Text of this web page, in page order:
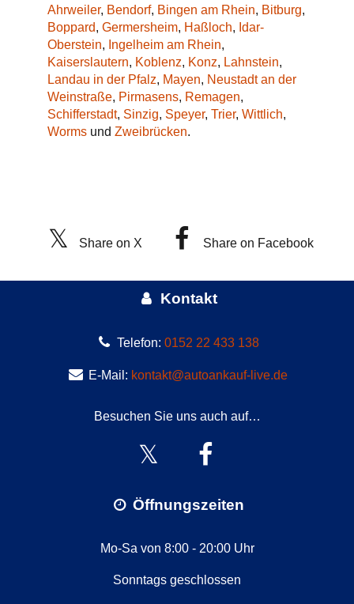
Ahrweiler, Bendorf, Bingen am Rhein, Bitburg,
Boppard, Germersheim, Haßloch, Idar-
Oberstein, Ingelheim am Rhein,
Kaiserslautern, Koblenz, Konz, Lahnstein,
Landau in der Pfalz, Mayen, Neustadt an der
Weinstraße, Pirmasens, Remagen,
Schifferstadt, Sinzig, Speyer, Trier, Wittlich,
Worms und Zweibrücken.
Share on X Share on Facebook
Kontakt
Telefon:0152 22 433 138
E-Mail: kontakt@autoankauf-live.de
Besuchen Sie uns auch auf…
Öffnungszeiten
Mo-Sa von 8:00 - 20:00 Uhr
Sonntags geschlossen